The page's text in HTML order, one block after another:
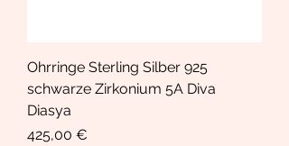
Ohrringe Sterling Silber 925
schwarze Zirkonium 5A Diva
Diasya
Prix
425,00 €